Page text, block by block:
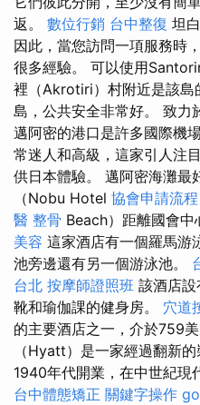
返。 數位行銷 台中整復 坦
因此，當您訪問一項服務時
很多經驗。 可以使用
裡（Akrotiri）村附近是該島
島，公共安全非常好。 致力
邁阿密的港口是許多國際機
常迷人和高級，這家引人注
供日本體驗。 邁阿密海灘最
（Nobu Hotel 協會申請流程
醫 整骨 Beach）距離國會中
美容 這家酒店有一個羅馬游
池旁邊還有另一個游泳池。
台北 按摩師證照班 該酒店
靴和瑜伽課的健身房。 穴道
的主要酒店之一，介於759
（Hyatt）是一家經過翻新
1940年代開業，在中世紀現
台中體態矯正 關鍵字操作